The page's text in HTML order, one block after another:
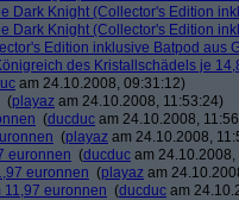
Dark Knight (Collector's Edition
Dark Knight (Collector's Edition
Edition inklusive Batpod aus
des Kristallschädels je
am 24.10.2008, 09:31:12)
(playaz am 24.10.2008, 11:53:24)
(ducduc am 24.10.2008,
(playaz am 24.10.2008,
euronnen (ducduc am
euronnen (playaz am
11,97 euronnen (ducduc am